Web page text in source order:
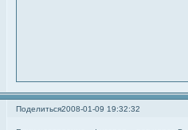
Поделиться2008-01-09 19:32:32